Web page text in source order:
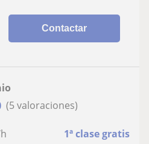
Contactar
1ª clase gratis
(5 valoraciones)